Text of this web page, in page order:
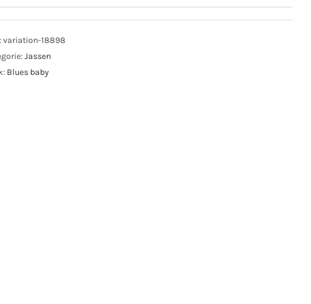
variation-18898
Jassen
Blues baby